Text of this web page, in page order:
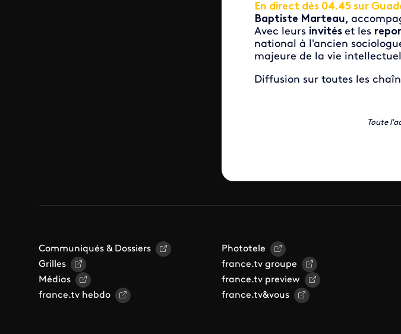
En direct dès 04.45 sur
Baptiste Marteau,
Avec leurs invités et les
national à l'ancien
majeure de la vie
Diffusion sur toutes les
Toute
Communiqués & Dossiers
Grilles
Médias
france.tv hebdo
Phototele
france.tv groupe
france.tv preview
france.tv&vous